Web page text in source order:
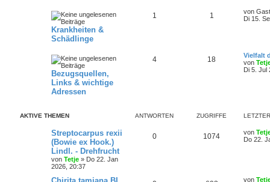
Krankheiten &
Schädlinge
1 1 von Gast
Di 15.
Bezugsquellen,
Links & wichtige
Adressen
4 18
Vielfalt
von
Di 5. Jul
AKTIVE THEMEN ANTWORTEN ZUGRIFFE
Streptocarpus rexii
(Bowie ex Hook.)
Lindl. - Drehfrucht
von Tetje » Do 22. Jan
2026, 20:37
0 1074 von
Do 22.
von